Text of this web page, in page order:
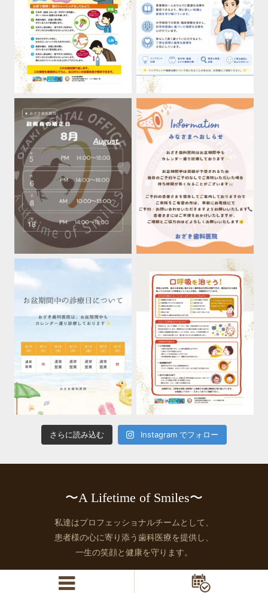
さらに読み込む Instagram でフォロー
〜A Lifetime of Smiles〜
私達はプロフェッショナルチームとして、
患者様の心に寄り添う歯科医療を提供し、
一生の笑顔と健康を守ります。
© 2026 https://ozaki.osaka.jp, All rights Reserved.